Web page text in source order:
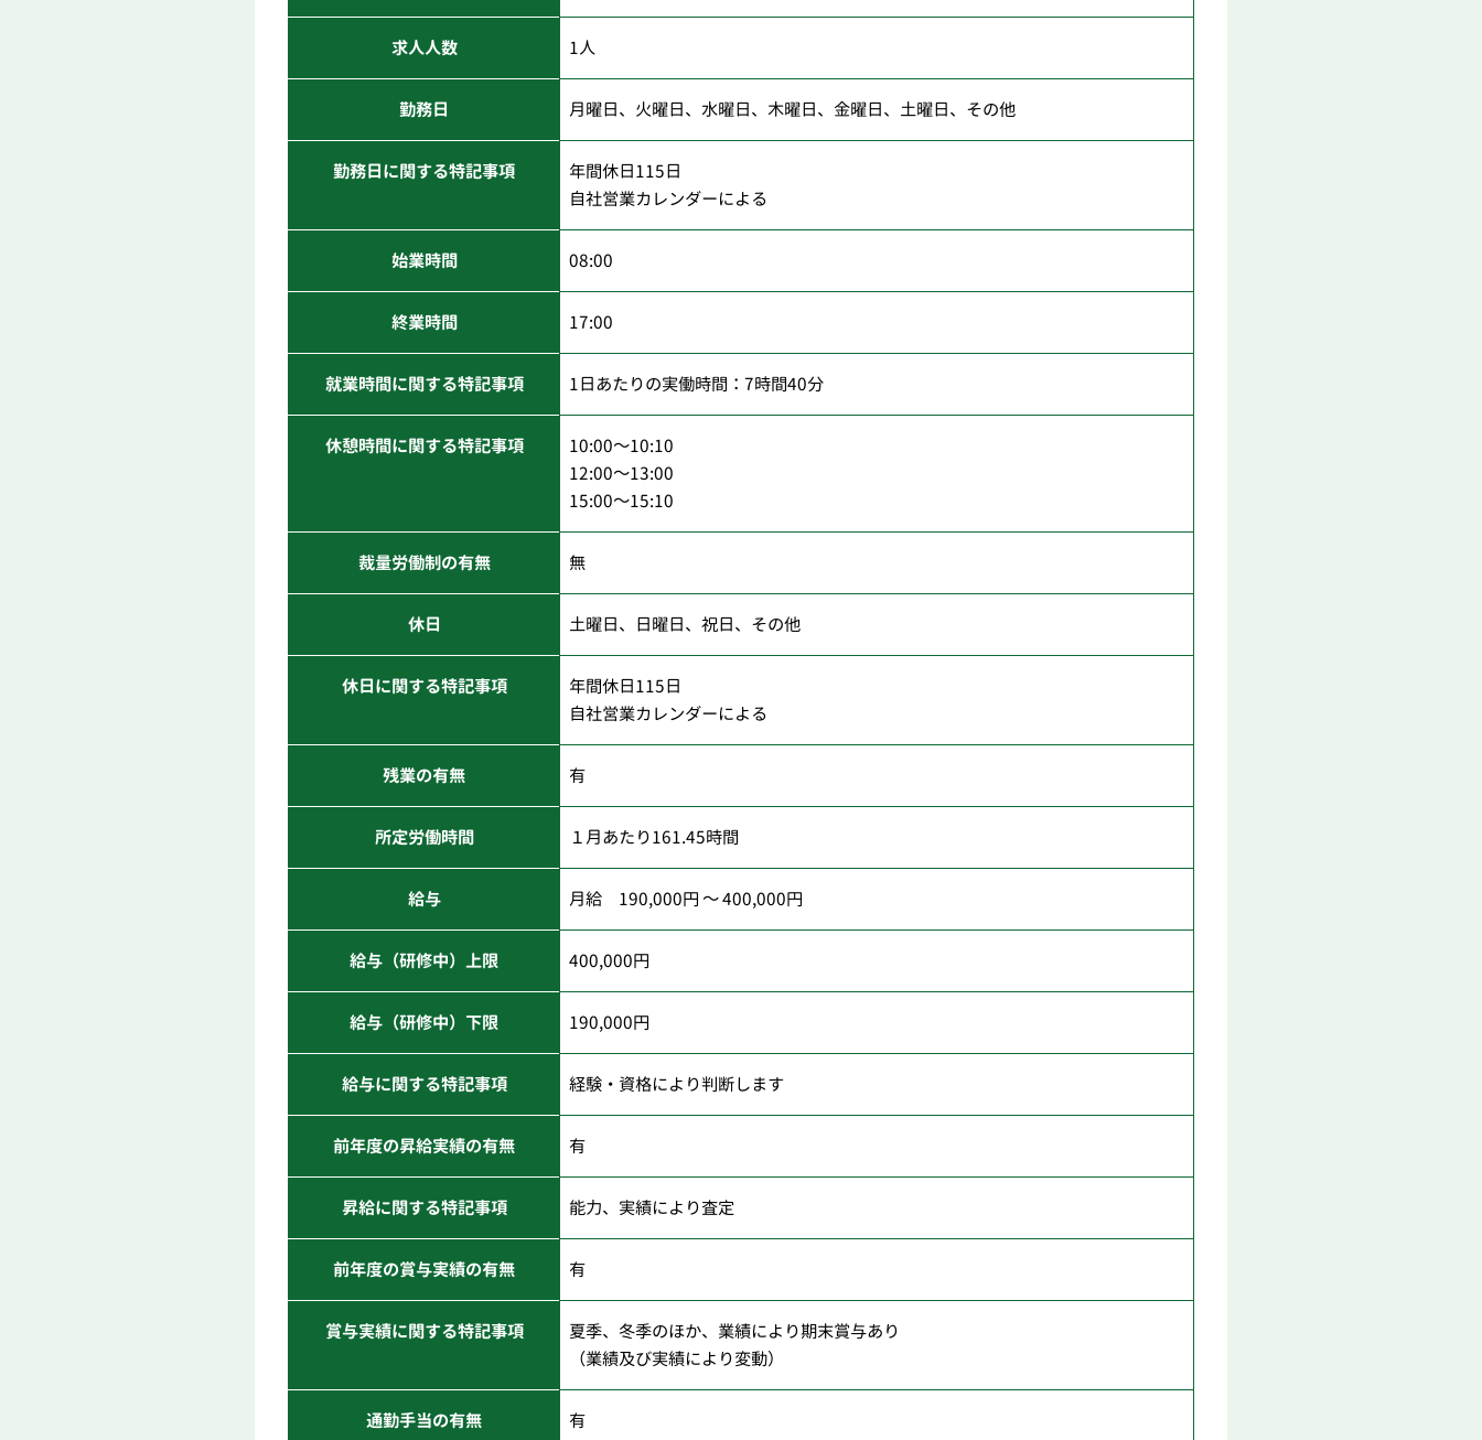
求人人数 1人
勤務日 月曜日、火曜日、水曜日、木曜日、金曜日、土曜日、その他
勤務日に関する特記事項
年間休日115日
自社営業カレンダーによる
始業時間 08:00
終業時間 17:00
就業時間に関する特記事項 1日あたりの実働時間：7時間40分
休憩時間に関する特記事項
10:00～10:10
12:00～13:00
15:00～15:10
裁量労働制の有無 無
休日 土曜日、日曜日、祝日、その他
休日に関する特記事項
年間休日115日
自社営業カレンダーによる
残業の有無 有
所定労働時間 １月あたり161.45時間
給与 月給 190,000円 ～ 400,000円
給与（研修中）上限 400,000円
給与（研修中）下限 190,000円
給与に関する特記事項 経験・資格により判断します
前年度の昇給実績の有無 有
昇給に関する特記事項 能力、実績により査定
前年度の賞与実績の有無 有
賞与実績に関する特記事項
夏季、冬季のほか、業績により期末賞与あり
（業績及び実績により変動）
通勤手当の有無 有